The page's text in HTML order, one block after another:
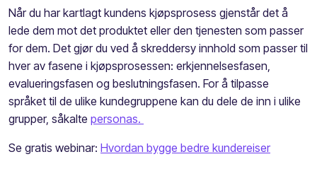
Når du har kartlagt kundens kjøpsprosess gjenstår det å
lede dem mot det produktet ellerden tjenesten som passer
fordem. Det gjør du ved å skreddersy innhold som passer til
hver av fasene i kjøpsprosessen: erkjennelsesfasen,
evalueringsfasen og beslutningsfasen. For å tilpasse
språket til de ulike kundegruppene kan du dele de inn i ulike
grupper, såkalte personas.
Se gratis webinar: Hvordan bygge bedre kundereiser